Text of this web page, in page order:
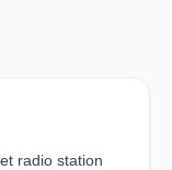
radio station